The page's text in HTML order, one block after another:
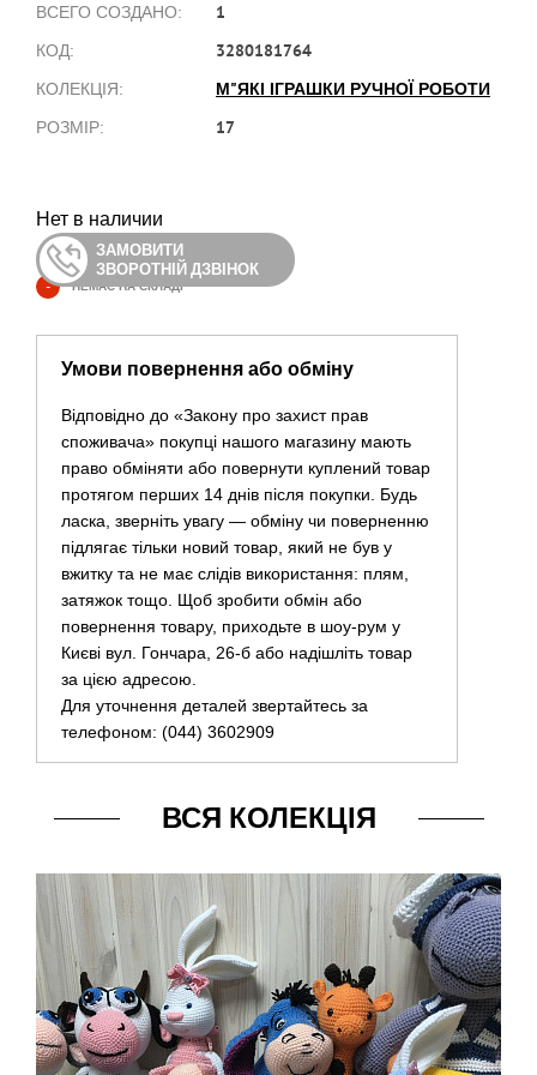
ВСЕГО СОЗДАНО: 1
КОД: 3280181764
КОЛЕКЦІЯ: М"ЯКІ ІГРАШКИ РУЧНОЇ РОБОТИ
РОЗМІР: 17
Нет в наличии
ЗАМОВИТИ
ЗВОРОТНІЙ ДЗВІНОК
- НЕМАЄ НА СКЛАДІ
Умови повернення або обміну
Відповідно до «Закону про захист прав
споживача» покупці нашого магазину мають
право обміняти або повернути куплений товар
протягом перших 14 днів після покупки. Будь
ласка, зверніть увагу — обміну чи поверненню
підлягає тільки новий товар, який не був у
вжитку та не має слідів використання: плям,
затяжок тощо. Щоб зробити обмін або
повернення товару, приходьте в шоу-рум у
Києві вул. Гончара, 26-б або надішліть товар
за цією адресою.
Для уточнення деталей звертайтесь за
телефоном: (044) 3602909
ВСЯ КОЛЕКЦІЯ